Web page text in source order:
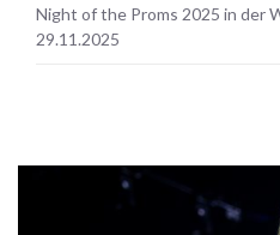
Night of the Proms 2025 in der
29.11.2025